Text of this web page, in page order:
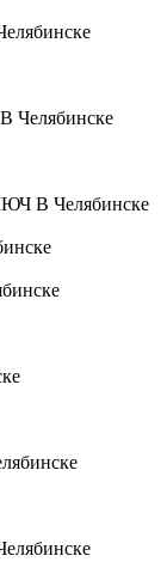
В Челябинске